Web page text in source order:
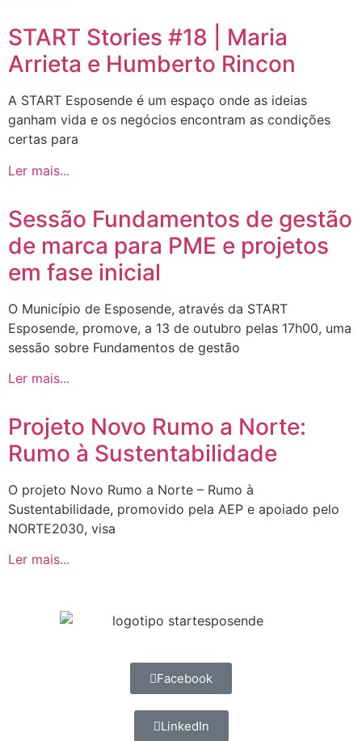
START Stories #18 | Maria
Arrieta e Humberto Rincon
A START Esposende é um espaço onde as ideias
ganham vida e os negócios encontram as condições
certas para
Ler mais...
Sessão Fundamentos de gestão
de marca para PME e projetos
em fase inicial
O Município de Esposende, através da START
Esposende, promove, a 13 de outubro pelas 17h00, uma
sessão sobre Fundamentos de gestão
Ler mais...
Projeto Novo Rumo a Norte:
Rumo à Sustentabilidade
O projeto Novo Rumo a Norte – Rumo à
Sustentabilidade, promovido pela AEP e apoiado pelo
NORTE2030, visa
Ler mais...
Facebook
LinkedIn